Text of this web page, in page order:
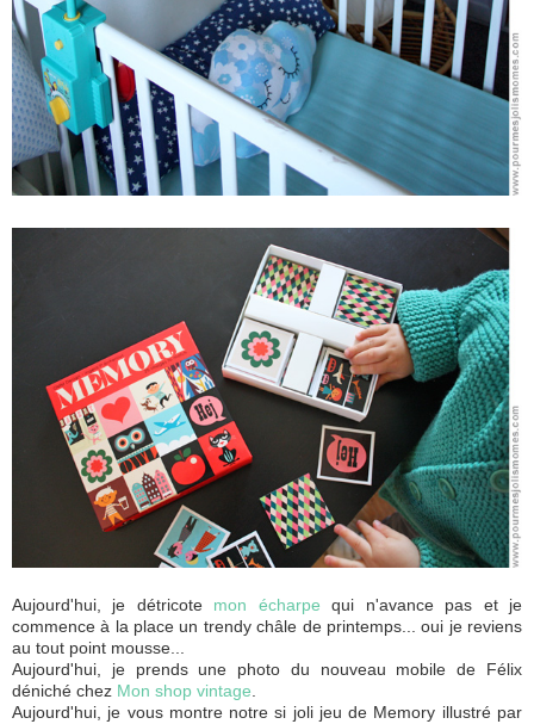
Aujourd'hui, je détricote mon écharpe qui n'avance pas et je
commence à la place un trendy châle de printemps... oui je reviens
au tout point mousse...
Aujourd'hui, je prends une photo du nouveau mobile de Félix
déniché chez Mon shop vintage.
Aujourd'hui, je vous montre notre si joli jeu de Memory illustré par